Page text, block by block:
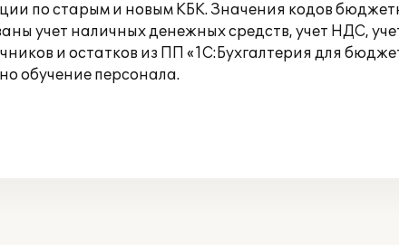
по старым и новым КБК. Значения кодов
учет наличных денежных средств, учет НДС, учет
и остатков из ПП «1С:Бухгалтерия для
обучение персонала.